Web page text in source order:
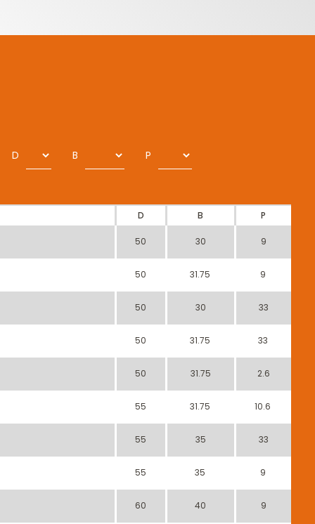
D B P
D B
P
50 30 9
50 31.75 9
50 30 33
50 31.75 33
50 31.75 2.6
55 31.75 10.6
55 35 33
55 35 9
60 40 9